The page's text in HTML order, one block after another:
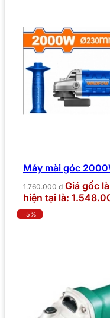
Máy mài góc
1.760.000₫ Giá gốc
hiện tại là:
-5%